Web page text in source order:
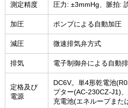
測定精度 圧力: ±3mmHg、脈拍:
加圧 ポンプによる自動加圧
減圧 微速排気弁方式
排気 電子制御弁による自動
定格及び
電源
DC6V。単4形乾電池
プター(AC-230CZ-J1)
充電池(エネループまた